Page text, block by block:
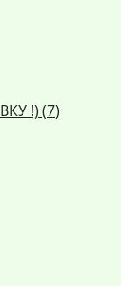
!) (7)